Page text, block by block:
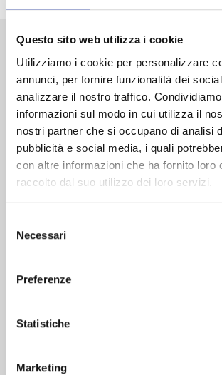
Questo sito web utilizza i cookie
Utilizziamo i cookie per personalizzare
annunci, per fornire funzionalità dei
analizzare il nostro traffico.
informazioni sul modo in cui utilizza il
nostri partner che si occupano di analisi
pubblicità e social media, i quali
con altre informazioni che ha fornito loro
raccolto dal suo utilizzo dei loro servizi.
delNecessari
Preferenze
Statistiche
Marketing
Altri volumi della